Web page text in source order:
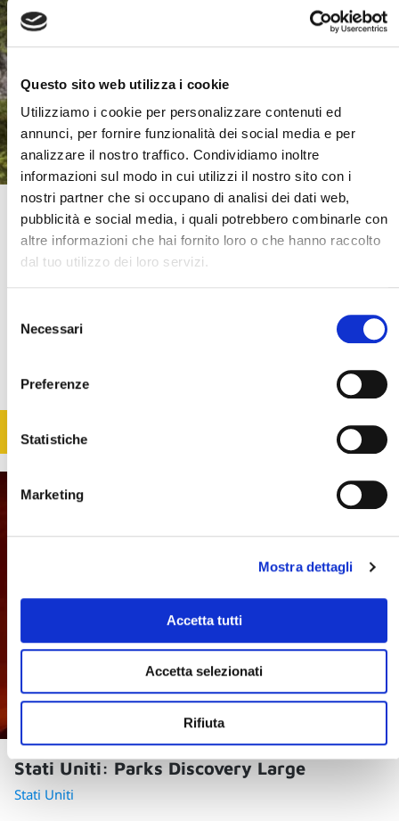
Questo sito web utilizza i cookie
Utilizziamo i cookie per personalizzare contenuti ed
annunci, per fornire funzionalità dei social media e per
analizzare il nostro traffico. Condividiamo inoltre
informazioni sul modo in cui utilizzi il nostro sito con i
nostri partner che si occupano di analisi dei dati web,
pubblicità e social media, i quali potrebbero combinarle con
altre informazioni che hai fornito loro o che hanno raccolto
dal tuo utilizzo dei loro servizi.
delNecessari
Preferenze
Statistiche
Marketing
Mostra dettagli
Accetta tutti
Accetta selezionati
Rifiuta
Canada: dalle Rockies all'Oceano Pacifico
Canada
indimenticabile!
Voli inclusi
da € 4.795
Stati Uniti: Parks Discovery Large
Stati Uniti